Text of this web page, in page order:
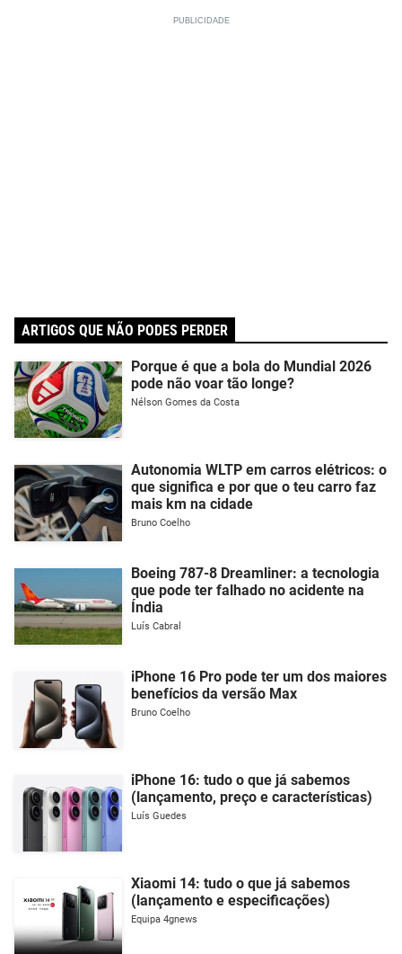
ARTIGOS QUE NÃO PODES PERDER
Porque é que a bola do Mundial 2026
pode não voar tão longe?
Nélson Gomes da Costa
Autonomia WLTP em carros elétricos: o
que significa e por que o teu carro faz
mais km na cidade
Bruno Coelho
Boeing 787-8 Dreamliner: a tecnologia
que pode ter falhado no acidente na
Índia
Luís Cabral
iPhone 16 Pro pode ter um dos maiores
benefícios da versão Max
Bruno Coelho
iPhone 16: tudo o que já sabemos
(lançamento, preço e características)
Luís Guedes
Xiaomi 14: tudo o que já sabemos
(lançamento e especificações)
Equipa 4gnews